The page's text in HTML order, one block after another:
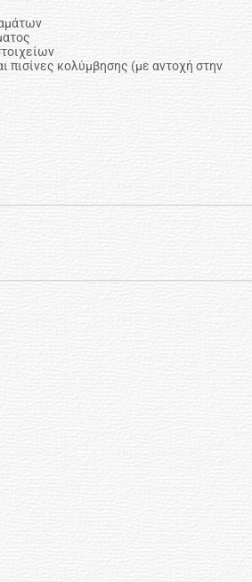
πισίνες κολύμβησης (με αντοχή στην